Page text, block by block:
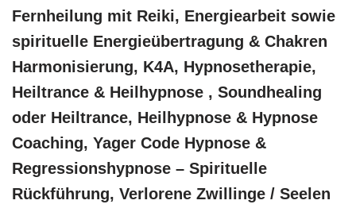
Fernheilung mit Reiki, Energiearbeit sowie
spirituelle Energieübertragung & Chakren
Harmonisierung, K4A, Hypnosetherapie,
Heiltrance & Heilhypnose , Soundhealing
oder Heiltrance, Heilhypnose & Hypnose
Coaching, Yager Code Hypnose &
Regressionshypnose – Spirituelle
Rückführung, Verlorene Zwillinge / Seelen